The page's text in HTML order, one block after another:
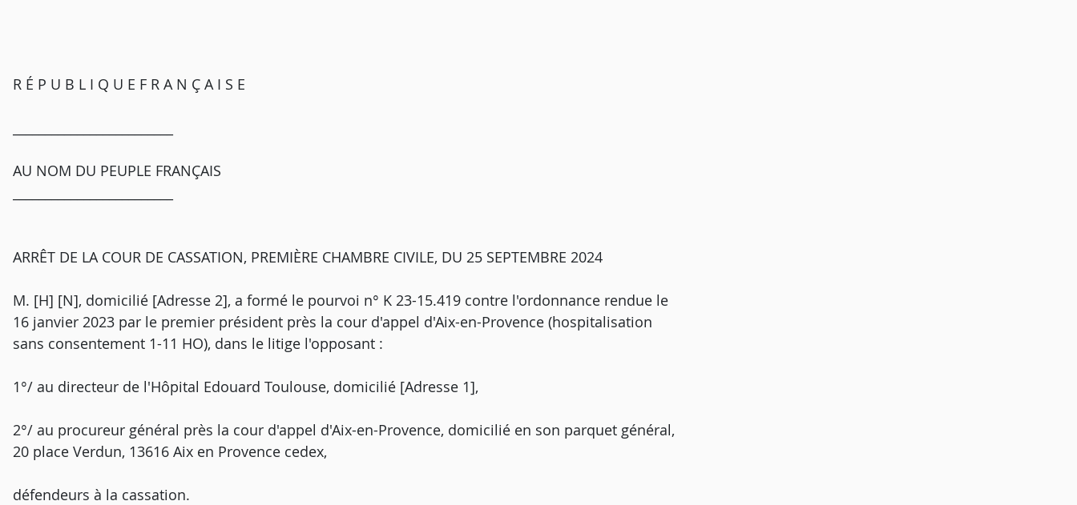
R É P U B L I Q U E F R A N Ç A I S E
AU NOM DU PEUPLE FRANÇAIS
ARRÊT DE LA COUR DE CASSATION, PREMIÈRE CHAMBRE CIVILE, DU 25 SEPTEMBRE 2024
M. [H] [N], domicilié [Adresse 2], a formé le pourvoi n° K 23-15.419 contre l'ordonnance rendue le
16 janvier 2023 par le premier président près la cour d'appel d'Aix-en-Provence (hospitalisation
sans consentement 1-11 HO), dans le litige l'opposant :
1°/ au directeur de l'Hôpital Edouard Toulouse, domicilié [Adresse 1],
2°/ au procureur général près la cour d'appel d'Aix-en-Provence, domicilié en son parquet général,
20 place Verdun, 13616 Aix en Provence cedex,
défendeurs à la cassation.